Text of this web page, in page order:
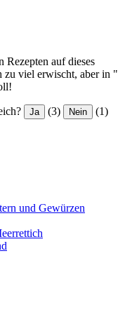
Rezepten auf dieses
zu viel erwischt, aber in "
Ja (3) Nein (1)
und Gewürzen